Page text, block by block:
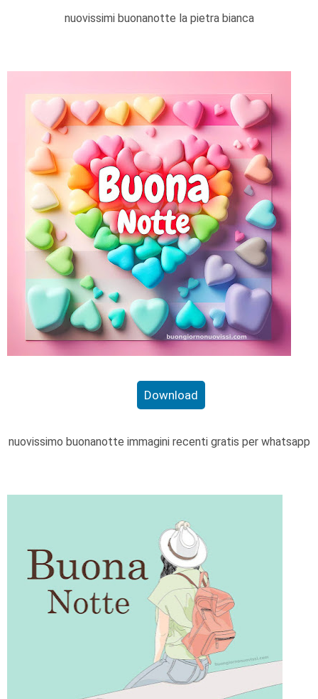
nuovissimi buonanotte la pietra bianca
Download
nuovissimo buonanotte immagini recenti gratis per whatsapp